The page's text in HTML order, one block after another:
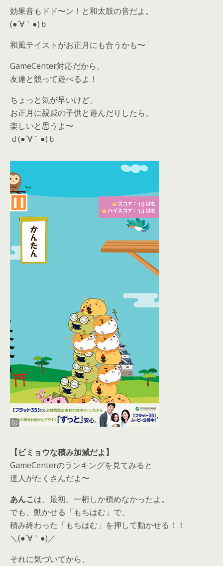
効果音もドド〜ン！と和太鼓の音だよ。
(●´∀｀●)ｂ
和風テイストがお正月にも合うかも〜
GameCenter対応だから、
友達と競って遊べるよ！
ちょっと気が早いけど、
お正月に親戚の子供と遊んだりしたら、
楽しいと思うよ〜
ｄ(●´∀｀●)ｂ
【ビミョウな積み加減だよ】
GameCenterのランキングを見てみると
達人がたくさんだよ〜
あんこは、最初、一桁しか積めなかったよ。
でも、動かせる「もちはむ」で、
積み終わった「もちはむ」を押して動かせる！！
＼(●´∀｀●)／
それに気づいてから、